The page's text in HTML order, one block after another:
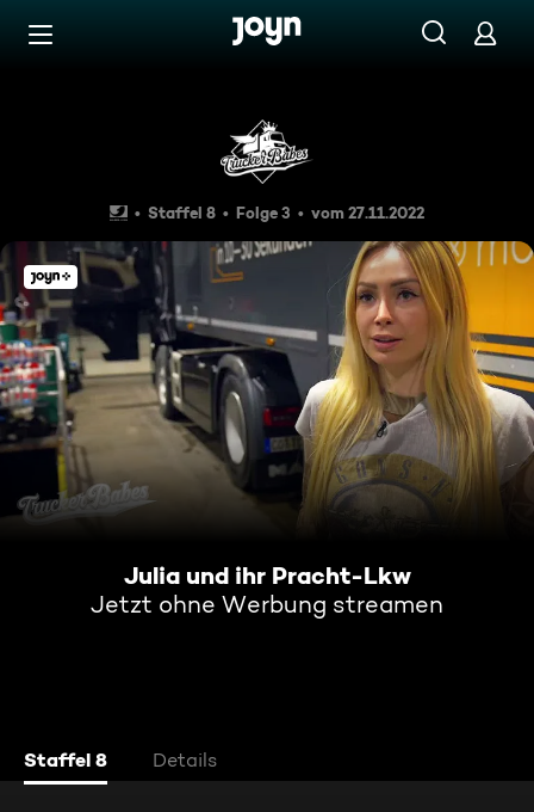
Zum Inhalt springen
Julia und ihr Pracht-Lkw
Staffel 8 Folge 3 vom 27.11.2022
Julia und ihr Pracht-Lkw
Jetzt ohne Werbung streamen
Staffel 8 Details